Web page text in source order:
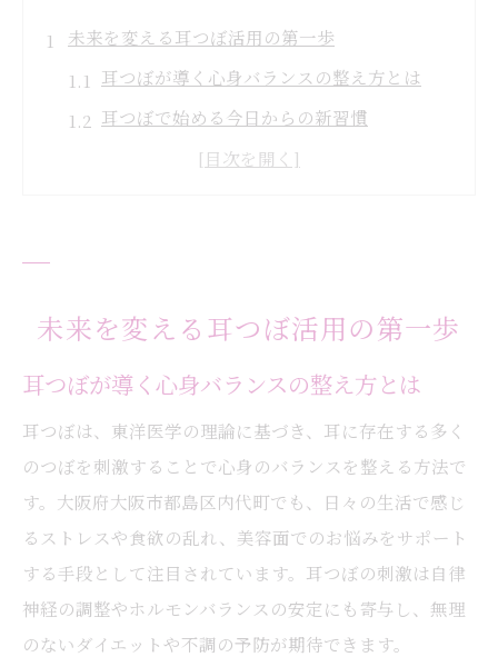
未来を変える耳つぼ活用の第一歩
耳つぼが導く心身バランスの整え方とは
耳つぼで始める今日からの新習慣
初めての耳つぼ体験で得られる安心感
耳つぼ刺激がもたらすサイズダウン効果
耳つぼが食欲と代謝に与える影響とは
耳つぼで無理のないサイズダウン習慣
耳つぼ効果で続けやすいダイエット法
耳つぼ刺激がもたらす美しい変化の実感
継続できる美容法を耳つぼで実感
耳つぼを活用したセルフケアのポイント
未来を変える耳つぼ活用の第一歩
耳つぼが導く心身バランスの整え方とは
耳つぼは、東洋医学の理論に基づき、耳に存在する多く
のつぼを刺激することで心身のバランスを整える方法で
す。大阪府大阪市都島区内代町でも、日々の生活で感じ
るストレスや食欲の乱れ、美容面でのお悩みをサポート
する手段として注目されています。耳つぼの刺激は自律
神経の調整やホルモンバランスの安定にも寄与し、無理
のないダイエットや不調の予防が期待できます。